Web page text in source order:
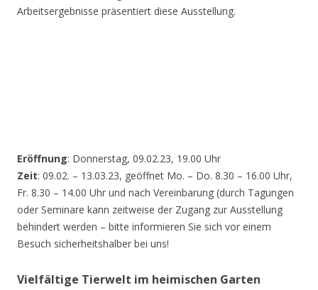
Arbeitsergebnisse präsentiert diese Ausstellung.
Eröffnung: Donnerstag, 09.02.23, 19.00 Uhr
Zeit: 09.02. – 13.03.23, geöffnet Mo. – Do. 8.30 – 16.00 Uhr,
Fr. 8.30 – 14.00 Uhr und nach Vereinbarung (durch Tagungen
oder Seminare kann zeitweise der Zugang zur Ausstellung
behindert werden – bitte informieren Sie sich vor einem
Besuch sicherheitshalber bei uns!
Vielfältige Tierwelt im heimischen Garten